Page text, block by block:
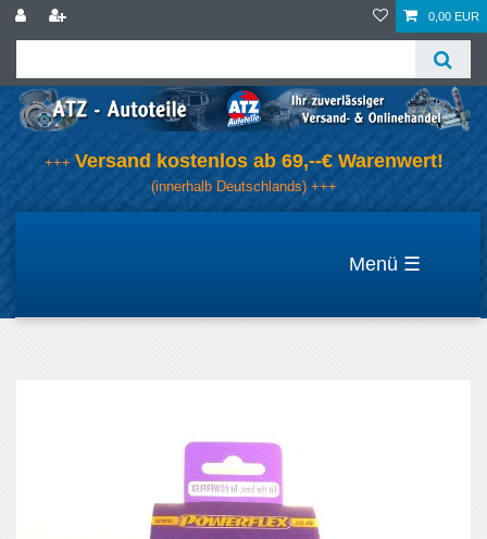
0,00 EUR
+++ Versand kostenlos ab 69,--€ Warenwert!
(innerhalb Deutschlands) +++
☰